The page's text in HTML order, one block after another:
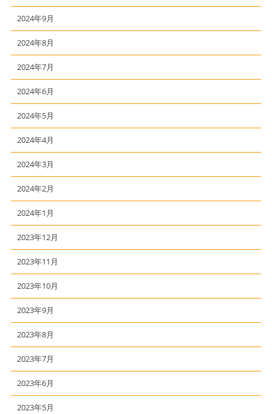
2024年9月
2024年8月
2024年7月
2024年6月
2024年5月
2024年4月
2024年3月
2024年2月
2024年1月
2023年12月
2023年11月
2023年10月
2023年9月
2023年8月
2023年7月
2023年6月
2023年5月